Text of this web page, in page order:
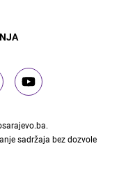
.
sadržaja bez dozvole